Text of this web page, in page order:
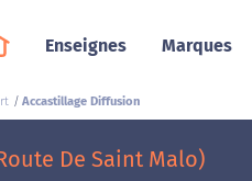
Enseignes Marques
Accastillage Diffusion
De Saint Malo)